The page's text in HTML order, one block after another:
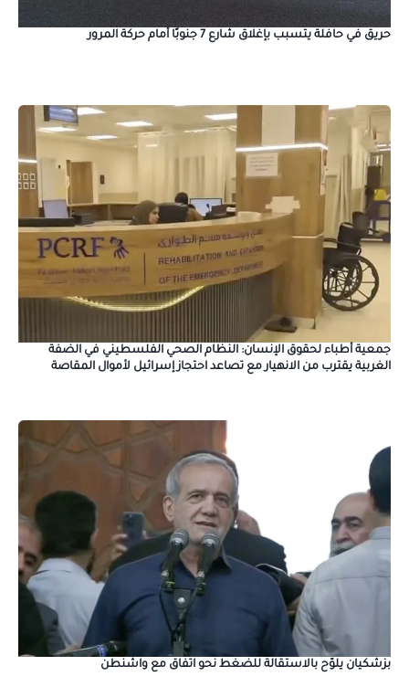
حريق في حافلة يتسبب بإغلاق شارع 7 جنوبًا أمام حركة المرور
جمعية أطباء لحقوق الإنسان: النظام الصحي الفلسطيني في الضفة
الغربية يقترب من الانهيار مع تصاعد احتجاز إسرائيل لأموال المقاصة
بزشكيان يلوّح بالاستقالة للضغط نحو اتفاق مع واشنطن